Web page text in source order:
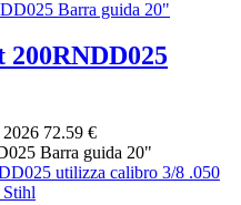
200RNDD025
72.59 €
Barra guida 20"